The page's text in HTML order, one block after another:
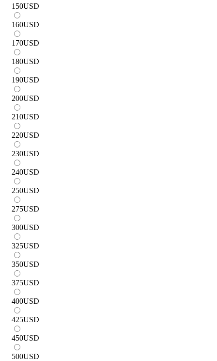
150USD
160USD
170USD
180USD
190USD
200USD
210USD
220USD
230USD
240USD
250USD
275USD
300USD
325USD
350USD
375USD
400USD
425USD
450USD
500USD